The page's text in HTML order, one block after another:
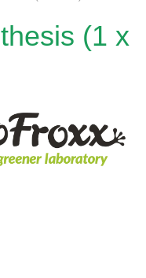
(1 x